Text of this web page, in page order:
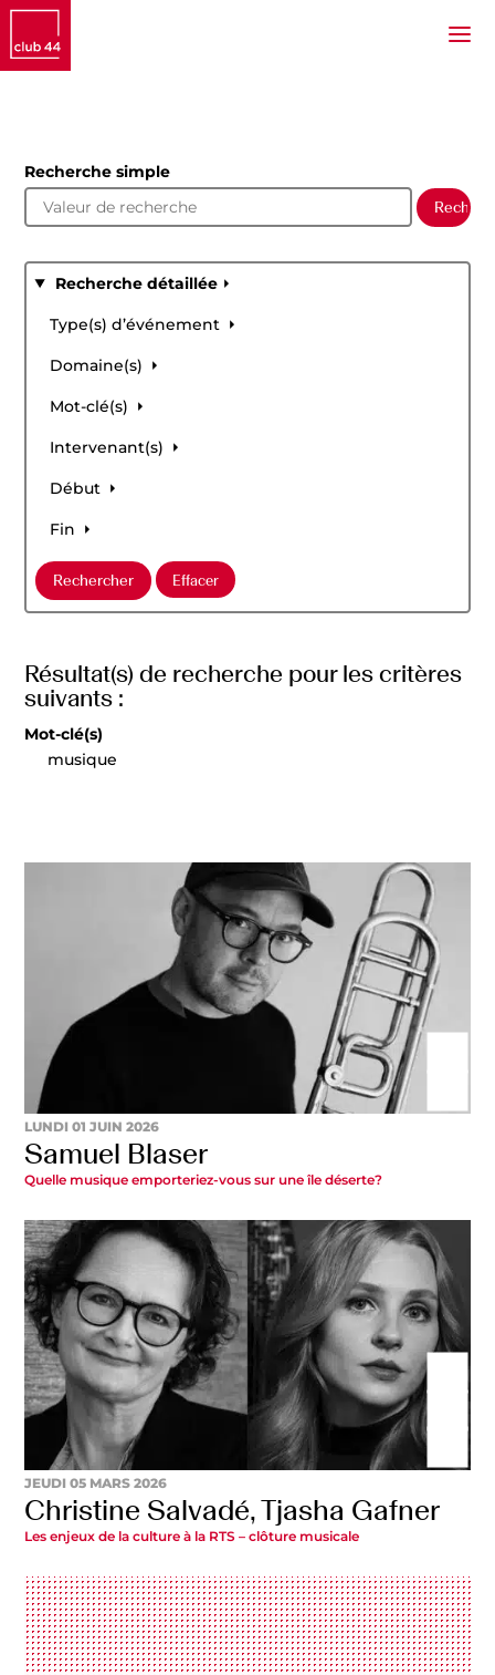
Recherche simple
Recherche détaillée
Type(s) d’événement
Domaine(s)
Mot-clé(s)
Intervenant(s)
Début
Fin
Résultat(s) de recherche pour les critères
suivants :
Mot-clé(s)
musique
LUNDI 01 JUIN 2026
Samuel Blaser
Quelle musique emporteriez-vous sur une île déserte?
JEUDI 05 MARS 2026
Christine Salvadé, Tjasha Gafner
Les enjeux de la culture à la RTS – clôture musicale